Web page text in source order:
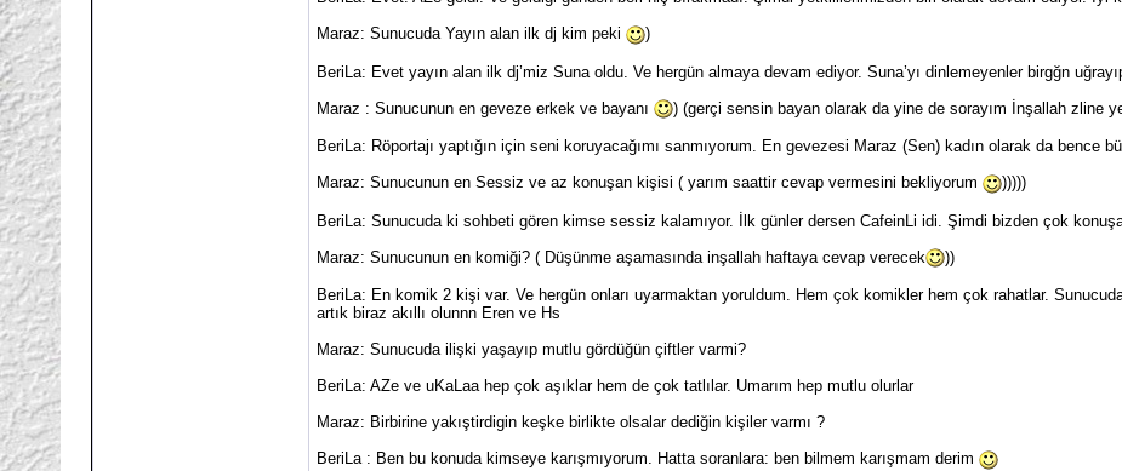
Maraz: Sunucuda Yayın alan ilk dj kim peki
)
BeriLa: Evet yayın alan ilk dj’miz Suna oldu. Ve hergün almaya devam ediyor. Suna’yı dinlemeyenler birgğn
Maraz : Sunucunun en geveze erkek ve bayanı
) (gerçi sensin bayan olarak da yine de sorayım İnşallah zline
BeriLa: Röportajı yaptığın için seni koruyacağımı sanmıyorum. En gevezesi Maraz (Sen) kadın olarak da bence
Maraz: Sunucunun en Sessiz ve az konuşan kişisi ( yarım saattir cevap vermesini bekliyorum
)))))
BeriLa: Sunucuda ki sohbeti gören kimse sessiz kalamıyor. İlk günler dersen CafeinLi idi. Şimdi bizden çok
Maraz: Sunucunun en komiği? ( Düşünme aşamasında inşallah haftaya cevap verecek
))
BeriLa: En komik 2 kişi var. Ve hergün onları uyarmaktan yoruldum. Hem çok komikler hem çok rahatlar.
artık biraz akıllı olunnn Eren ve Hs
Maraz: Sunucuda ilişki yaşayıp mutlu gördüğün çiftler varmi?
BeriLa: AZe ve uKaLaa hep çok aşıklar hem de çok tatlılar. Umarım hep mutlu olurlar
Maraz: Birbirine yakıştirdigin keşke birlikte olsalar dediğin kişiler varmı ?
BeriLa : Ben bu konuda kimseye karışmıyorum. Hatta soranlara: ben bilmem karışmam derim